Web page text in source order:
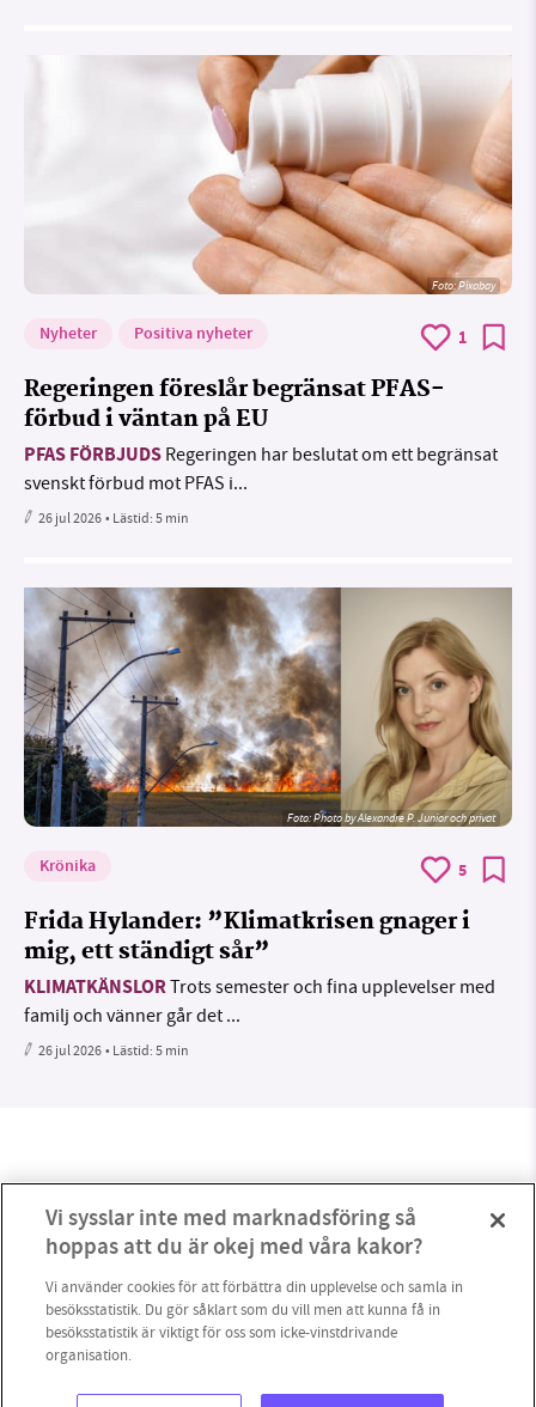
Foto:Pixabay
Nyheter Positiva nyheter 1
Regeringen föreslår begränsat PFAS-
förbud i väntan på EU
PFAS FÖRBJUDS Regeringen har beslutat om ett begränsat
svenskt förbud mot PFAS i...
26 jul 2026• Lästid:5 min
Foto:Photo by Alexandre P. Junior och privat
Krönika 5
Frida Hylander: ”Klimatkrisen gnager i
mig, ett ständigt sår”
KLIMATKÄNSLORTrots semester och fina upplevelser med
familj och vänner går det ...
26 jul 2026• Lästid:5 min
Vi sysslar inte med marknadsföring så
hoppas att du är okej med våra kakor?
Vi använder cookies för att förbättra din upplevelse och samla in
besöksstatistik. Du gör såklart som du vill men att kunna få in
besöksstatistik är viktigt för oss som icke-vinstdrivande
organisation.